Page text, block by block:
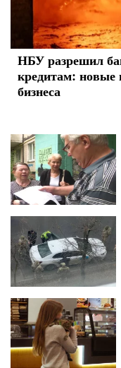
НБУ разрешил
кредитам: новые
бизнеса